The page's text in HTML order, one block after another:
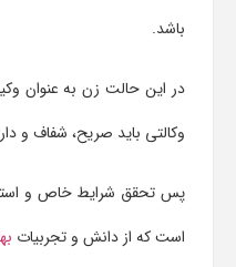
باشد.
در این حالت زن به عنوان
وکالتی باید صریح، شفاف و
پس تحقق شرایط خاص و
است که از دانش و تجربیات